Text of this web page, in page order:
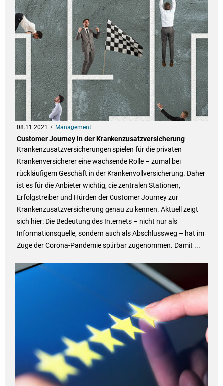
08.11.2021 Management
Customer Journey in der Krankenzusatzversicherung
Krankenzusatzversicherungen spielen für die privaten
Krankenversicherer eine wachsende Rolle – zumal bei
rückläufigem Geschäft in der Krankenvollversicherung. Daher
ist es für die Anbieter wichtig, die zentralen Stationen,
Erfolgstreiber und Hürden der Customer Journey zur
Krankenzusatzversicherung genau zu kennen. Aktuell zeigt
sich hier: Die Bedeutung des Internets – nicht nur als
Informationsquelle, sondern auch als Abschlussweg – hat im
Zuge der Corona-Pandemie spürbar zugenommen. Damit ...